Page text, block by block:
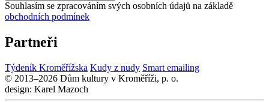
Souhlasím se zpracováním svých osobních údajů na základě
obchodních podmínek
Partneři
Týdeník Kroměřížska Kudy z nudy Smart emailing
© 2013–2026 Dům kultury v Kroměříži, p. o.
design: Karel Mazoch